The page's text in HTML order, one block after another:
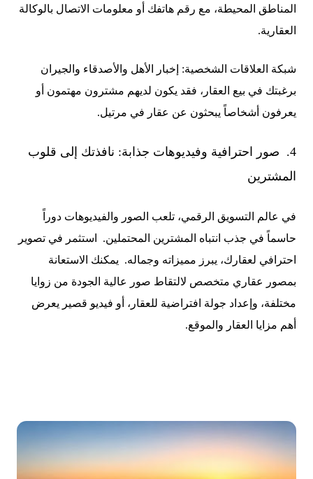
المناطق المحيطة، مع رقم هاتفك أو معلومات الاتصال بالوكالة
العقارية.
شبكة العلاقات الشخصية: إخبار الأهل والأصدقاء والجيران
برغبتك في بيع العقار، فقد يكون لديهم مشترون مهتمون أو
يعرفون أشخاصاً يبحثون عن عقار في مرتيل.
4. صور احترافية وفيديوهات جذابة: نافذتك إلى قلوب
المشترين
في عالم التسويق الرقمي، تلعب الصور والفيديوهات دوراً
حاسماً في جذب انتباه المشترين المحتملين. استثمر في تصوير
احترافي لعقارك، يبرز مميزاته وجماله. يمكنك الاستعانة
بمصور عقاري متخصص لالتقاط صور عالية الجودة من زوايا
مختلفة، وإعداد جولة افتراضية للعقار، أو فيديو قصير يعرض
أهم مزايا العقار والموقع.